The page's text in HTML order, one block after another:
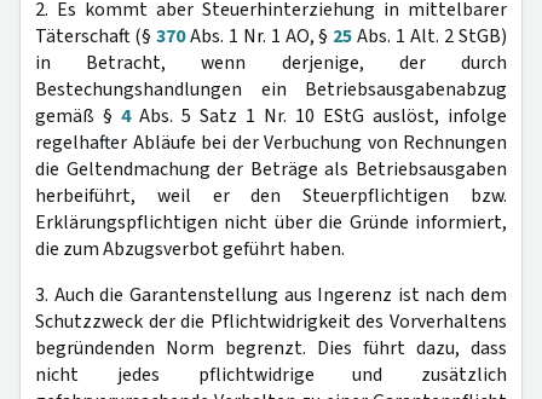
2. Es kommt aber Steuerhinterziehung in mittelbarer
Täterschaft (§ 370Abs. 1 Nr. 1 AO, § 25Abs. 1 Alt. 2 StGB)
in Betracht, wenn derjenige, der durch
Bestechungshandlungen ein Betriebsausgabenabzug
gemäß § 4Abs. 5 Satz 1 Nr. 10 EStG auslöst, infolge
regelhafter Abläufe bei der Verbuchung von Rechnungen
die Geltendmachung der Beträge als Betriebsausgaben
herbeiführt, weil er den Steuerpflichtigen bzw.
Erklärungspflichtigen nicht über die Gründe informiert,
die zum Abzugsverbot geführt haben.
3. Auch die Garantenstellung aus Ingerenz ist nach dem
Schutzzweck der die Pflichtwidrigkeit des Vorverhaltens
begründenden Norm begrenzt. Dies führt dazu, dass
nicht jedes pflichtwidrige und zusätzlich